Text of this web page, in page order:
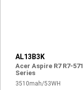
AL13B3K
Acer Aspire R7 R7-571
Series
3510mah/53WH